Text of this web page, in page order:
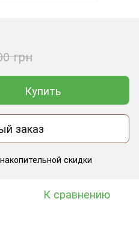
грн
Купить
заказ
скидки
К сравнению